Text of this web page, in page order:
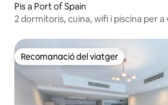
Pis a Port of Spain
2 dormitoris, cuina, wifi i piscina per a
Recomanació del viatger
Recomanació del viatger